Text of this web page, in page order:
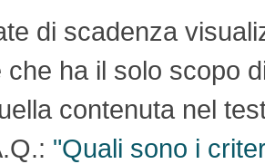
di scadenza
che ha il solo scopo
contenuta nel
"Quali sono i